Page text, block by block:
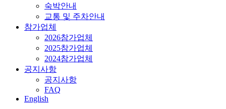
숙박안내
교통 및 주차안내
참가업체
2026참가업체
2025참가업체
2024참가업체
공지사항
공지사항
FAQ
English